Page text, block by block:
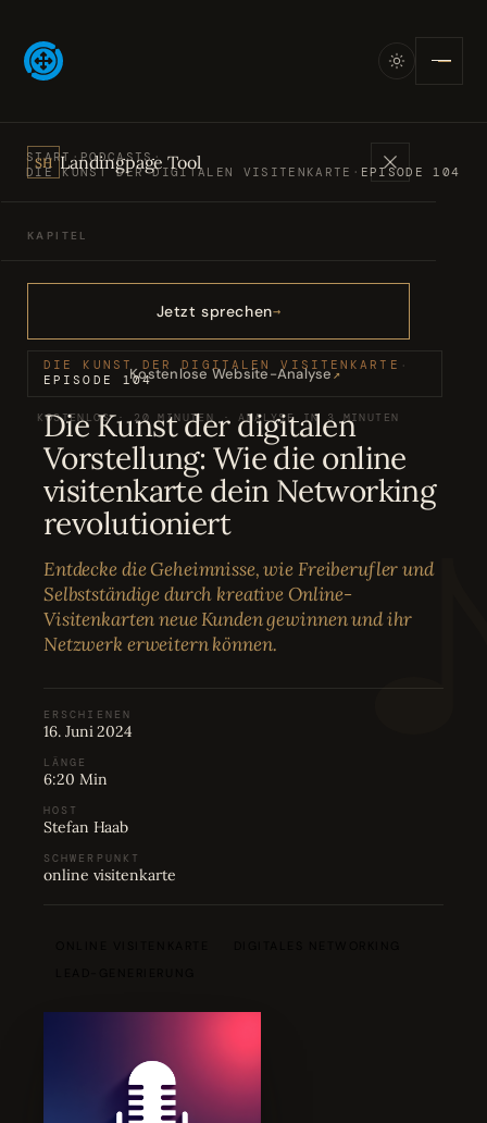
SH Landingpage Tool
KAPITEL
01 Angebote
02 Bücher
Podcasts
Bewertungen
05 Karriere
Partnerprogramm
Jetzt sprechen
Kostenlose Website-Analyse↗
KOSTENLOS · 20 MINUTEN · ANALYSE IN 3 MINUTEN
START·PODCASTS·
DIE KUNST DER DIGITALEN VISITENKARTE · EPISODE 104
DIE KUNST DER DIGITALEN VISITENKARTE ·
EPISODE 104
Die Kunst der digitalen
Vorstellung: Wie die online
visitenkarte dein Networking
revolutioniert
Entdecke die Geheimnisse, wie Freiberufler und
Selbstständige durch kreative Online-
Visitenkarten neue Kunden gewinnen und ihr
Netzwerk erweitern können.
ERSCHIENEN
16. Juni 2024
LÄNGE
6:20 Min
HOST
Stefan Haab
SCHWERPUNKT
online visitenkarte